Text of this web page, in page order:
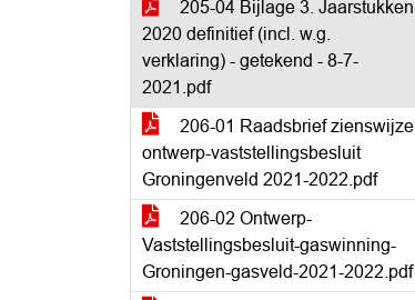
205-04 Bijlage 3. Jaarstukken
2020 definitief (incl. w.g.
verklaring) - getekend - 8-7-
2021.pdf
206-01 Raadsbrief zienswijze
ontwerp-vaststellingsbesluit
Groningenveld 2021-2022.pdf
206-02 Ontwerp-
Vaststellingsbesluit-gaswinning-
Groningen-gasveld-2021-2022.pdf